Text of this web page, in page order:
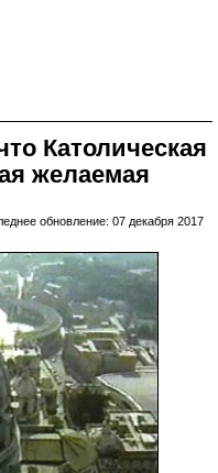
Католическая
желаемая
обновление: 07 декабря 2017